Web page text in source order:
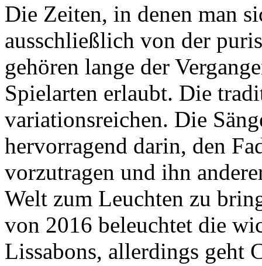
Die Zeiten, in denen man
ausschließlich von der
gehören lange der
Spielarten erlaubt. Die
variationsreichen. Die
hervorragend darin, den
vorzutragen und ihn
Welt zum Leuchten zu
von 2016 beleuchtet die
Lissabons, allerdings geht